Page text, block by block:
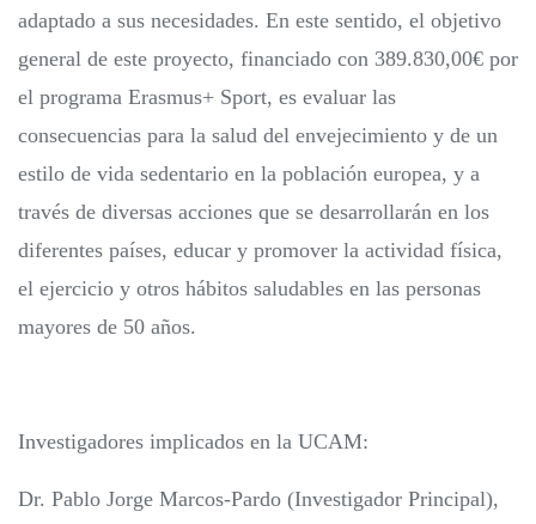
adaptado a sus necesidades. En este sentido, el objetivo
general de este proyecto, financiado con 389.830,00€ por
el programa Erasmus+ Sport, es evaluar las
consecuencias para la salud del envejecimiento y de un
estilo de vida sedentario en la población europea, y a
través de diversas acciones que se desarrollarán en los
diferentes países, educar y promover la actividad física,
el ejercicio y otros hábitos saludables en las personas
mayores de 50 años.
Investigadores implicados en la UCAM:
Dr. Pablo Jorge Marcos-Pardo (Investigador Principal),